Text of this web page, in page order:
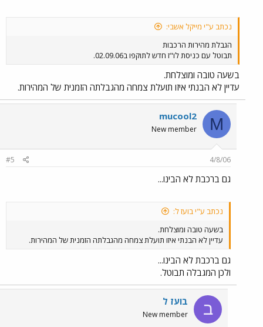
נכתב ע"י מייקל אשבי:
הגבלת מהירות הרכבות
תבוטל עם כניסת לו"ז חדש לתוקפו ב02.09.06.
בשעה טובה ומוצלחת.
עדיין לא הבנתי איזו תועלת צמחה מהגבלתה הזמנית של המהירות.
M
mucool2
New member
4/8/06
#5
גם ברכבת לא הבינו...
נכתב ע"י בועז ל:
בשעה טובה ומוצלחת.
עדיין לא הבנתי איזו תועלת צמחה מהגבלתה הזמנית של המהירות.
גם ברכבת לא הבינו...
ולכן המגבלה תבוטל.
ב בועז ל
New member